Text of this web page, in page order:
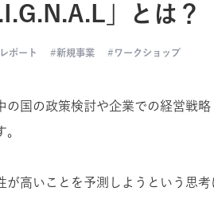
」とは？
ポート 新規事業 ワークショップ
国の政策検討や企業での経営戦
が高いことを予測しようという思